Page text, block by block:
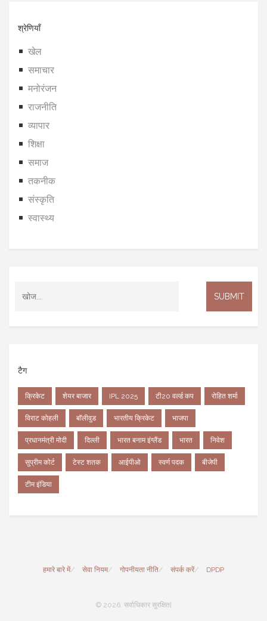
श्रेणियाँ
खेल
समाचार
मनोरंजन
राजनीति
व्यापार
शिक्षा
समाज
तकनीक
संस्कृति
स्वास्थ्य
टैग
क्रिकेट शेयर बाजार IPL 2025 टी20 वर्ल्ड कप रोहित शर्मा
विराट कोहली बॉलीवुड भारतीय क्रिकेट भाजपा
प्रधानमंत्री मोदी दिल्ली भारत बनाम इंग्लैंड भारत निवेश
सुप्रीम कोर्ट टेस्ट शतक आईपीओ स्वर्ण पदक बीजेपी
टीम इंडिया
हमारे बारे में सेवा नियम गोपनीयता नीति संपर्क करें DPDP
© 2026. सर्वाधिकार सुरक्षित|